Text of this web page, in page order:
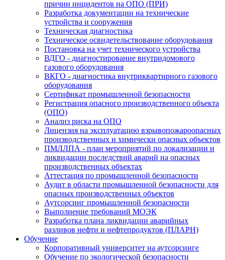
причин инцидентов на ОПО (ПРИ)
Разработка документации на технические
устройства и сооружения
Техническая диагностика
Техническое освидетельствование оборудования
Постановка на учет технического устройства
ВДГО - диагностирование внутридомового
газового оборудования
ВКГО - диагностика внутриквартирного газового
оборудования
Сертификат промышленной безопасности
Регистрация опасного производственного объекта
(ОПО)
Анализ риска на ОПО
Лицензия на эксплуатацию взрывопожароопасных
производственных и химически опасных объектов
ПМЛЛПА - план мероприятий по локализации и
ликвидации последствий аварий на опасных
производственных объектах
Аттестация по промышленной безопасности
Аудит в области промышленной безопасности для
опасных производственных объектов
Аутсорсинг промышленной безопасности
Выполнение требований МОЭК
Разработка плана ликвидации аварийных
разливов нефти и нефтепродуктов (ПЛАРН)
Обучение
Корпоративный университет на аутсорсинге
Обучение по экологической безопасности